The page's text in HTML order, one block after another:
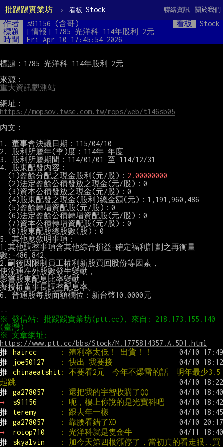
批踢踢實業坊 › 看板 Stock 關於我們
聯絡資訊
作者 s91156 (含哥) 看板
Stock
標題
[情報] 1785 光洋科 114年股利 2元
時間
Fri Apr 10 17:45:54 2026
標題：1785 光洋科 114年股利 2元
重大資訊觀測站
https://mopsov.twse.com.tw/mops/web/t146sb05
內文：
1. 董事會決議日期：115/04/10
2. 股利所屬年(季)度：114年 年度
3. 股利所屬期間：114/01/01 至 114/12/31
4. 股東配發內容：
(1)盈餘分配之現金股利(元/股)： 2.00000000
(2)法定盈餘公積發放之現金(元/股)：0
(3)資本公積發放之現金(元/股)：0
(4)股東配發之現金(股利)總金額(元)：1,191,960,486
(5)盈餘轉增資配股(元/股)：0
(6)法定盈餘公積轉增資配股(元/股)：0
(7)資本公積轉增資配股(元/股)：0
(8)股東配股總股數(股)：0
5. 其他應敘明事項：
1.其他調整事項含其他綜合損益-確定福利計劃之再衡量
數:-486,842。
2.嗣後因限制員工權利新股買回股份等因素，
使流通在外股數發生變動，
影響股東配息比率變動，
擬授權董事長調整配息率。
6. 普通股每股面額欄位：新台幣10.0000元
※ 發信站: 批踢踢實業坊(ptt.cc), 來自: 218.173.155.140
https://www.ptt.cc/bbs/Stock/M.1775814357.A.5D1.html
推
haircc
: 殖利率太低！ 出貨！！
推
joe50127
: 快出 我要接
推
chinaeatshit: 不要看2元  今年不爆雷的話  明年最少3.5
起跳
推
ga278057
: 還把我的宇智收購了QQ
→
s91156
: 呃，樓上你說的是光寶科吧
推
teremy
: 跟去年一樣
推
ga278057
: 靠腰看錯了XD
→
roiop710
: 光洋科就是隻金牛
推
skyalvin : 加今天第四根漲停了，當初真的看走眼..買